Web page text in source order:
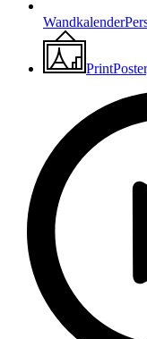
Wandkalender
Print